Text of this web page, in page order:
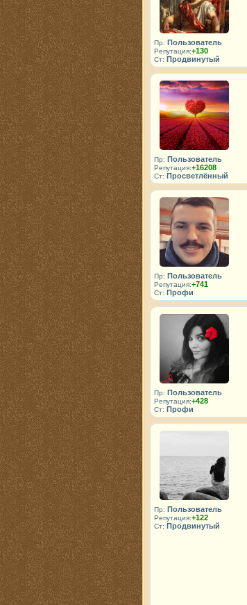
Пр: Пользователь
Репутация:+130
Ст: Продвинутый
Пр: Пользователь
Репутация:+16208
Ст: Просветлённый
Пр: Пользователь
Репутация:+741
Ст: Профи
Пр: Пользователь
Репутация:+428
Ст: Профи
Пр: Пользователь
Репутация:+122
Ст: Продвинутый